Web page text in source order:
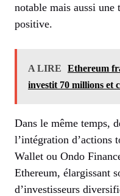
notable mais aussi une
positive.
A LIRE
Ethereum
investit 70 millions et
Dans le même temps,
l’intégration d’actions
Wallet ou Ondo
Ethereum, élargissant
d’investisseurs